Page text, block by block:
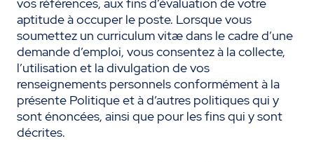
aptitude à occuper le poste. Lorsque vous
soumettez un curriculum vitæ dans le cadre d’une
demande d’emploi, vous consentez à la collecte,
l’utilisation et la divulgation de vos
renseignements personnels conformément à la
présente Politique et à d’autres politiques qui y
sont énoncées, ainsi que pour les fins qui y sont
décrites.